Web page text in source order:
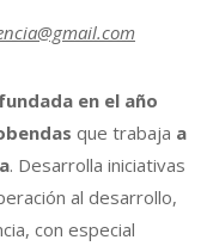
en el año
que trabaja a
. Desarrolla iniciativas
al desarrollo,
con especial